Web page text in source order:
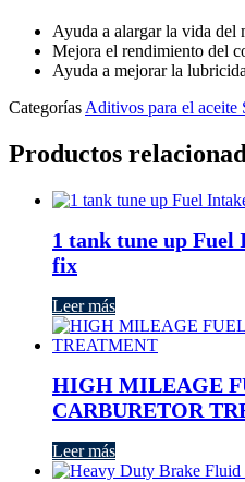
Ayuda a alargar la vida del
Mejora el rendimiento del
Ayuda a mejorar la
Categorías Aditivos para el aceite
Productos
1 tank tune up Fuel
fix
Leer más
HIGH MILEAGE
CARBURETOR
Leer más